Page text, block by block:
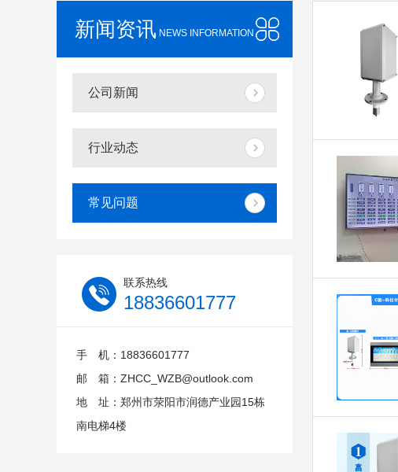
新闻资讯 NEWS INFORMATION
公司新闻
行业动态
常见问题
联系热线
18836601777
手 机：18836601777
邮 箱：ZHCC_WZB@outlook.com
地 址：郑州市荥阳市润德产业园15栋
南电梯4楼